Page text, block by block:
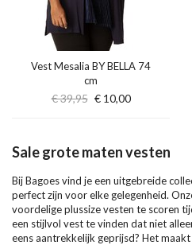
Vest Mesalia BY BELLA 74
cm
€ 39,95 € 10,00
Sale grote maten vesten
Bij Bagoes vind je een uitgebreide
perfect zijn voor elke gelegenheid.
voordelige plussize vesten te scoren
een stijlvol vest te vinden dat niet
eens aantrekkelijk geprijsd? Het